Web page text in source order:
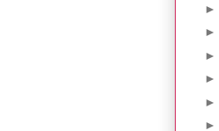
►
►
►
►
►
►